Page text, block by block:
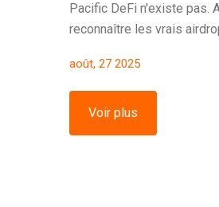
Pacific DeFi n'existe pas.
reconnaître les vrais
août, 27 2025
Voir plus